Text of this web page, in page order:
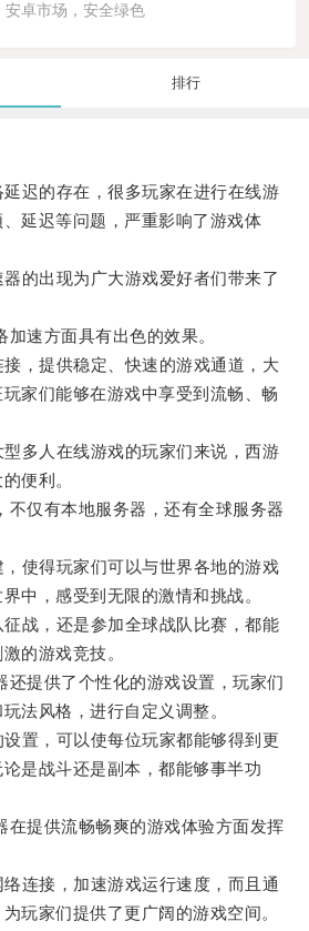
安卓市场，安全绿色
排行
的存在，很多玩家在进行在线游
延迟等问题，严重影响了游戏体
出现为广大游戏爱好者们带来了
方面具有出色的效果。
提供稳定、快速的游戏通道，大
家们能够在游戏中享受到流畅、畅
人在线游戏的玩家们来说，西游
便利。
仅有本地服务器，还有全球服务器
得玩家们可以与世界各地的游戏
中，感受到无限的激情和挑战。
，还是参加全球战队比赛，都能
的游戏竞技。
提供了个性化的游戏设置，玩家们
法风格，进行自定义调整。
，可以使每位玩家都能够得到更
是战斗还是副本，都能够事半功
提供流畅畅爽的游戏体验方面发挥
接，加速游戏运行速度，而且通
玩家们提供了更广阔的游戏空间。